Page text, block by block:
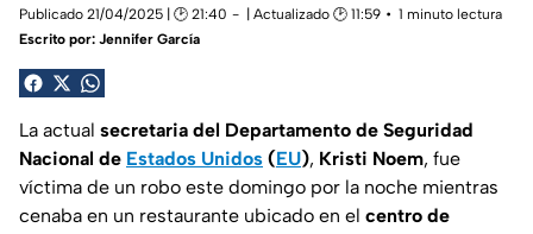
Publicado 21/04/2025 | 🕑 21:40 | Actualizado 🕑 11:59
1 minuto lectura
Escrito por: Jennifer García
La actual secretaria del Departamento de Seguridad
Nacional de Estados Unidos (EU), Kristi Noem, fue
víctima de un robo este domingo por la noche mientras
cenaba en un restaurante ubicado en el centro de